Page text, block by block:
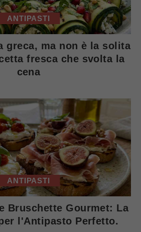
ANTIPASTI
greca, ma non è la solita
fresca che svolta la
cena
ANTIPASTI
Bruschette Gourmet: La
l'Antipasto Perfetto.